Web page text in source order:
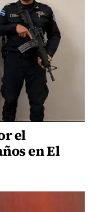
el
en El